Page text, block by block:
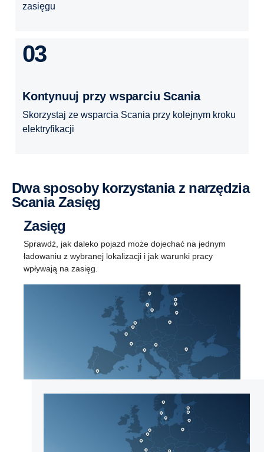
zasięgu
03
Kontynuuj przy wsparciu Scania
Skorzystaj ze wsparcia Scania przy kolejnym kroku
elektryfikacji
Dwa sposoby korzystania z narzędzia
Scania Zasięg
Zasięg
Sprawdź, jak daleko pojazd może dojechać na jednym
ładowaniu z wybranej lokalizacji i jak warunki pracy
wpływają na zasięg.